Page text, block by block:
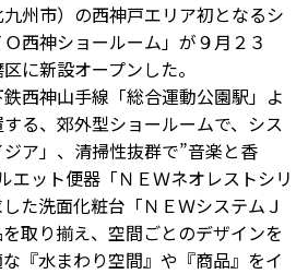
州市）の西神戸エリア初となるシ
西神ショールーム」が９月２３
に新設オープンした。
西神山手線「総合運動公園駅」よ
る、郊外型ショールームで、シス
ア」、清掃性抜群で”音楽と香
エット便器「ＮＥＷネオレストシリ
た洗面化粧台「ＮＥＷシステムＪ
取り揃え、空間ごとのデザインを
『水まわり空間』や『商品』をイ